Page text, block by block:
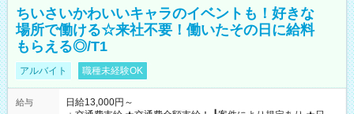
ちいさいかわいいキャラのイベントも！好きな
場所で働ける☆来社不要！働いたその日に給料
もらえる◎/T1
アルバイト 職種未経験OK
給与
日給13,000円～